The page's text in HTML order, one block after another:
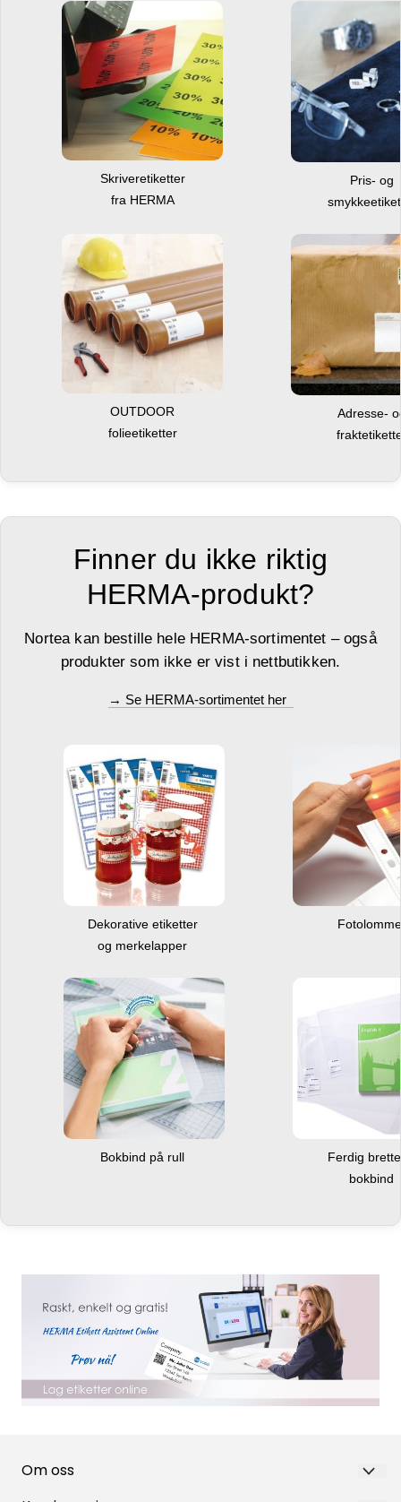
Skriveretiketter
fra HERMA
Pris- og
OUTDOOR
folieetiketter
Adresse-
Finner du ikke riktig
HERMA-produkt?
Nortea kan bestille hele HERMA-sortimentet – også
produkter som ikke er vist i nettbutikken.
→ Se HERMA-sortimentet her
Dekorative etiketter
og merkelapper
Bokbind på rull
Ferdig
bokbind
Om oss